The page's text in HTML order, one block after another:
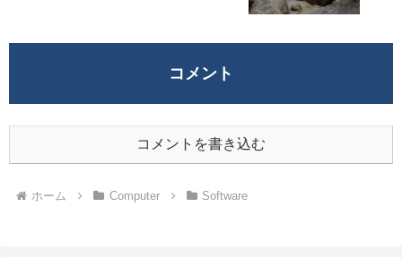
コメント
コメントを書き込む
ホーム Computer Software